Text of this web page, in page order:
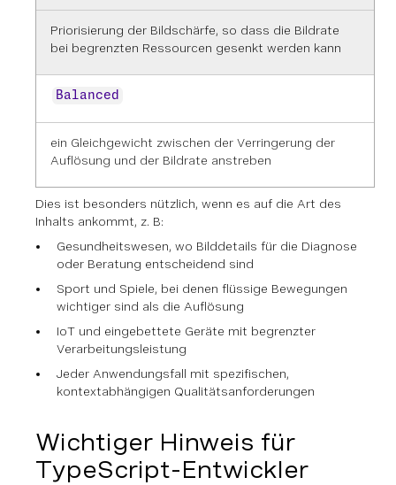
Priorisierung der Bildschärfe, so dass die Bildrate
bei begrenzten Ressourcen gesenkt werden kann
Balanced
ein Gleichgewicht zwischen der Verringerung der
Auflösung und der Bildrate anstreben
Dies ist besonders nützlich, wenn es auf die Art des
Inhalts ankommt, z. B:
Gesundheitswesen, wo Bilddetails für die Diagnose
oder Beratung entscheidend sind
Sport und Spiele, bei denen flüssige Bewegungen
wichtiger sind als die Auflösung
IoT und eingebettete Geräte mit begrenzter
Verarbeitungsleistung
Jeder Anwendungsfall mit spezifischen,
kontextabhängigen Qualitätsanforderungen
Wichtiger Hinweis für
TypeScript-Entwickler